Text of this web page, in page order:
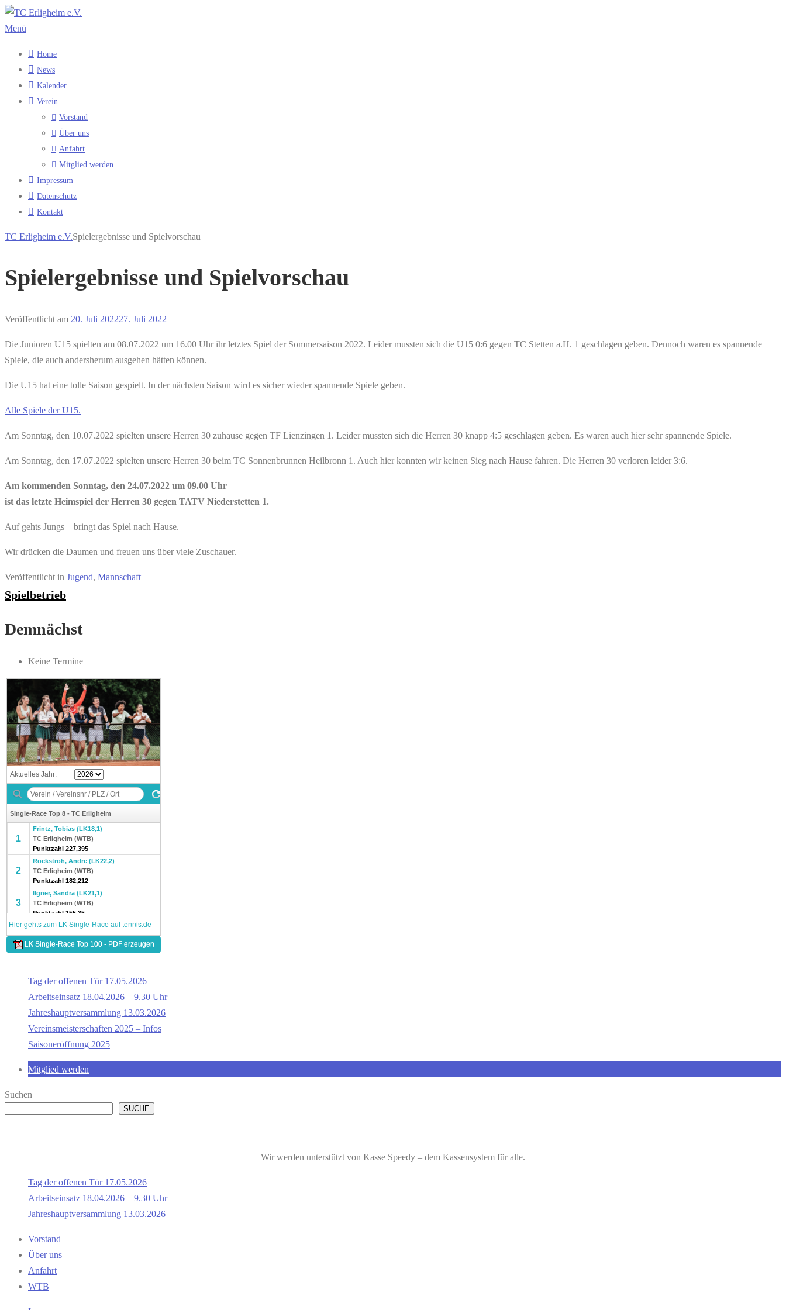
Zum
Inhalt
Menü
Home
News
Kalender
Verein
Vorstand
Über uns
Anfahrt
Mitglied werden
Impressum
Datenschutz
Kontakt
TC Erligheim e.V.Spielergebnisse und Spielvorschau
Spielergebnisse und Spielvorschau
Veröffentlicht am 20. Juli 202227. Juli 2022
Die Junioren U15 spielten am 08.07.2022 um 16.00 Uhr ihr letztes Spiel der Sommersaison 2022. Leider mussten sich die U15 0:6 gegen TC Stetten a.H. 1 geschlagen geben. Dennoch waren es spannende
Spiele, die auch andersherum ausgehen hätten können.
Die U15 hat eine tolle Saison gespielt. In der nächsten Saison wird es sicher wieder spannende Spiele geben.
Alle Spiele der U15.
Am Sonntag, den 10.07.2022 spielten unsere Herren 30 zuhause gegen TF Lienzingen 1. Leider mussten sich die Herren 30 knapp 4:5 geschlagen geben. Es waren auch hier sehr spannende Spiele.
Am Sonntag, den 17.07.2022 spielten unsere Herren 30 beim TC Sonnenbrunnen Heilbronn 1. Auch hier konnten wir keinen Sieg nach Hause fahren. Die Herren 30 verloren leider 3:6.
Am kommenden Sonntag, den 24.07.2022 um 09.00 Uhr
ist das letzte Heimspiel der Herren 30 gegen TATV Niederstetten 1.
Auf gehts Jungs – bringt das Spiel nach Hause.
Wir drücken die Daumen und freuen uns über viele Zuschauer.
Veröffentlicht in Jugend, Mannschaft
Spielbetrieb
Demnächst
Keine Termine
Tag der offenen Tür 17.05.2026
Arbeitseinsatz 18.04.2026 – 9.30 Uhr
Jahreshauptversammlung 13.03.2026
Vereinsmeisterschaften 2025 – Infos
Saisoneröffnung 2025
Mitglied werden
Suchen
SUCHE
Wir werden unterstützt von Kasse Speedy – dem Kassensystem für alle.
Tag der offenen Tür 17.05.2026
Arbeitseinsatz 18.04.2026 – 9.30 Uhr
Jahreshauptversammlung 13.03.2026
Vorstand
Über uns
Anfahrt
WTB